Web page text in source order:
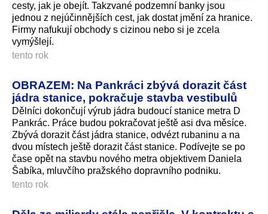
cesty, jak je obejít. Takzvané podzemní banky jsou
jednou z nejúčinnějších cest, jak dostat jmění za hranice.
Firmy nafukují obchody s cizinou nebo si je zcela
vymýšlejí.
tento rok
OBRAZEM: Na Pankráci zbývá dorazit část
jádra stanice, pokračuje stavba vestibulů
Dělníci dokončují výrub jádra budoucí stanice metra D
Pankrác. Práce budou pokračovat ještě asi dva měsíce.
Zbývá dorazit část jádra stanice, odvézt rubaninu a na
dvou místech ještě dorazit část stanice. Podívejte se po
čase opět na stavbu nového metra objektivem Daniela
Šabíka, mluvčího pražského dopravního podniku.
tento rok